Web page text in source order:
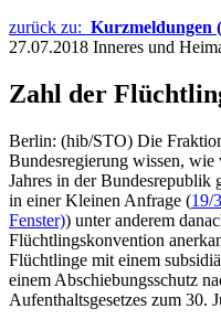
zurück zu: Kurzmeldungen
27.07.2018 Inneres und
Zahl der
Berlin: (hib/STO) Die
Bundesregierung wissen,
Jahres in der Bundesrepublik
in einer Kleinen Anfrage (19/
Fenster)) unter anderem
Flüchtlingskonvention
Flüchtlinge mit einem
einem Abschiebungsschutz
Aufenthaltsgesetzes zum 30.